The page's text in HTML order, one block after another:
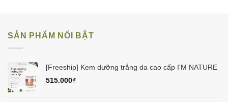
SẢN PHẨM NỔI BẬT
[Freeship] Kem dưỡng trắng da cao cấp I'M NATURE
515.000₫